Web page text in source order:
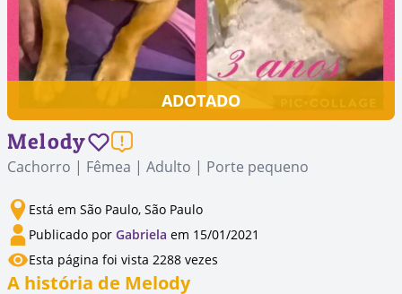
ADOTADO
Melody
Cachorro | Fêmea | Adulto | Porte pequeno
Está em São Paulo, São Paulo
Publicado por Gabriela em 15/01/2021
Esta página foi vista 2288 vezes
A história de Melody